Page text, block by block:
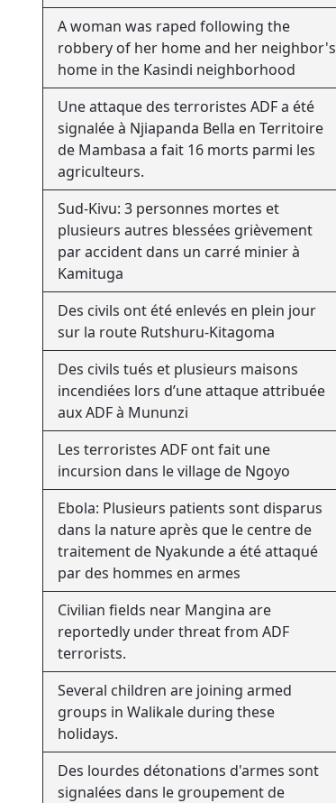
vestige de la guerre, a tragiquement
explosé.
A woman was raped following the
robbery of her home and her neighbor's
home in the Kasindi neighborhood
Une attaque des terroristes ADF a été
signalée à Njiapanda Bella en Territoire
de Mambasa a fait 16 morts parmi les
agriculteurs.
Sud-Kivu: 3 personnes mortes et
plusieurs autres blessées grièvement
par accident dans un carré minier à
Kamituga
Des civils ont été enlevés en plein jour
sur la route Rutshuru-Kitagoma
Des civils tués et plusieurs maisons
incendiées lors d’une attaque attribuée
aux ADF à Mununzi
Les terroristes ADF ont fait une
incursion dans le village de Ngoyo
Ebola: Plusieurs patients sont disparus
dans la nature après que le centre de
traitement de Nyakunde a été attaqué
par des hommes en armes
Civilian fields near Mangina are
reportedly under threat from ADF
terrorists.
Several children are joining armed
groups in Walikale during these
holidays.
Des lourdes détonations d'armes sont
signalées dans le groupement de